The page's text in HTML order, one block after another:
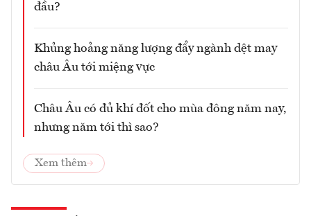
đầu?
Khủng hoảng năng lượng đẩy ngành dệt may
châu Âu tới miệng vực
Châu Âu có đủ khí đốt cho mùa đông năm nay,
nhưng năm tới thì sao?
Xem thêm